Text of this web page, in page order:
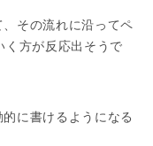
その流れに沿ってペ
く方が反応出そうで
に書けるようになる